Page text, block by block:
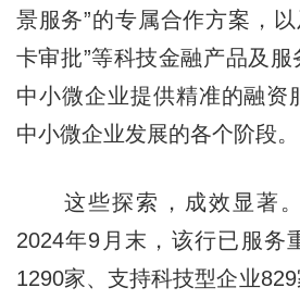
景服务”的专属合作方案，以
卡审批”等科技金融产品及
中小微企业提供精准的融资
中小微企业发展的各个阶段。
这些探索，成效显著。
2024年9月末，该行已服务
1290家、支持科技型企业